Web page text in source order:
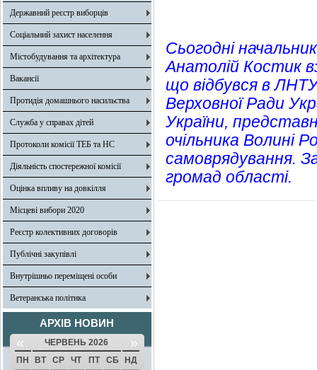
Державний реєстр виборців
Соціальний захист населення
Містобудування та архітектура
Вакансії
Протидія домашнього насильства
Служба у справах дітей
Протоколи комісії ТЕБ та НС
Діяльність спостережної комісії
Оцінка впливу на довкілля
Місцеві вибори 2020
Реєстр колективних договорів
Публічні закупівлі
Внутрішньо переміщені особи
Ветеранська політика
АРХІВ НОВИН
« ЧЕРВЕНЬ 2026 »
ПН ВТ СР ЧТ ПТ СБ
НД
Сьогодні начальник
Анатолій Костик
що відбувся в
Верховної Ради
України,
очільника Волині
самоврядування.
громад області.